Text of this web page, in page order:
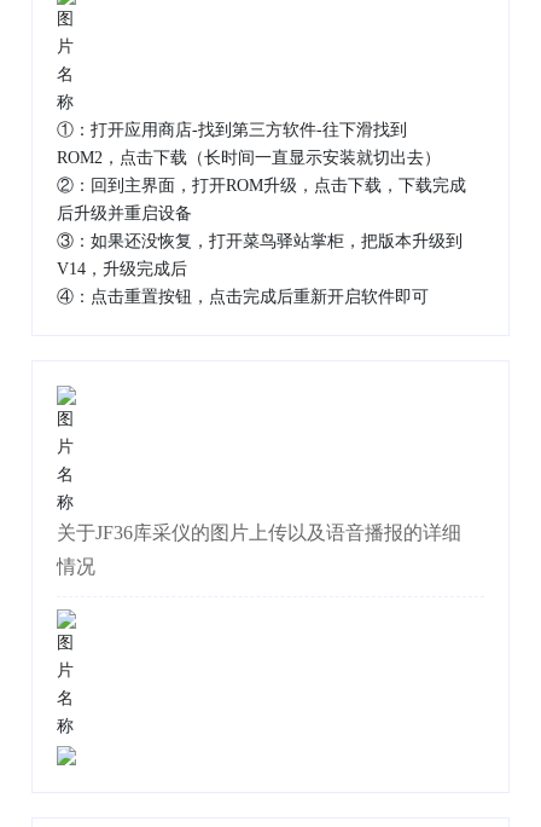
①：打开应用商店-找到第三方软件-往下滑找到
ROM2，点击下载（长时间一直显示安装就切出去）
②：回到主界面，打开ROM升级，点击下载，下载完成
后升级并重启设备
③：如果还没恢复，打开菜鸟驿站掌柜，把版本升级到
V14，升级完成后
④：点击重置按钮，点击完成后重新开启软件即可
关于JF36库采仪的图片上传以及语音播报的详细
情况